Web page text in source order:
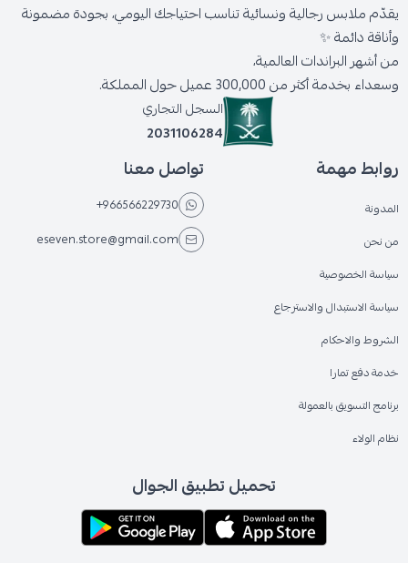
يقدّم ملابس رجالية ونسائية تناسب احتياجك اليومي، بجودة مضمونة
وأناقة دائمة ✨
من أشهر البراندات العالمية،
وسعداء بخدمة أكثر من 300,000 عميل حول المملكة.
السجل التجاري
2031106284
روابط مهمة
المدونة
من نحن
سياسة الخصوصية
سياسة الاستبدال والاسترجاع
الشروط والاحكام
خدمة دفع تمارا
برنامج التسويق بالعمولة
نظام الولاء
تواصل معنا
+966566229730
eseven.store@gmail.com
تحميل تطبيق الجوال